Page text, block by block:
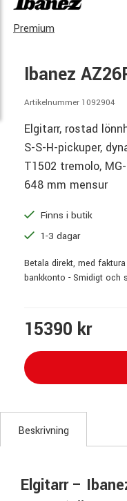
Premium
Ibanez
Artikelnummer 1092904
Elgitarr, rostad
S-S-H-pickuper,
T1502 tremolo,
648 mm mensur
Finns i butik
1-3 dagar
Betala direkt, med
bankkonto - Smidigt och
15390 kr
Beskrivning
Elgitarr –